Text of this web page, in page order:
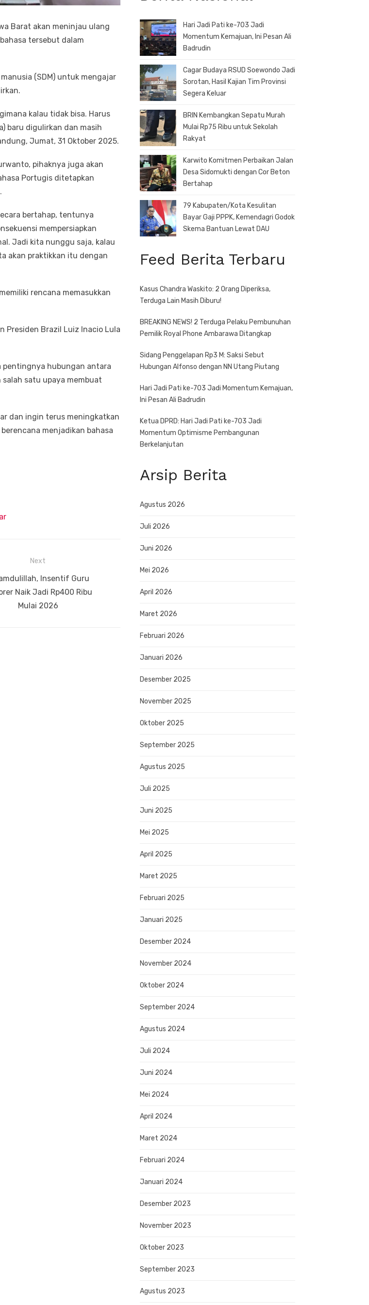
Barat akan meninjau ulang
tersebut dalam
(SDM) untuk mengajar
kalau tidak bisa. Harus
baru digulirkan dan masih
Jumat, 31 Oktober 2025.
pihaknya juga akan
Portugis ditetapkan
bertahap, tentunya
mempersiapkan
Jadi kita nunggu saja, kalau
akan praktikkan itu dengan
rencana memasukkan
Presiden Brazil Luiz Inacio Lula
pentingnya hubungan antara
satu upaya membuat
dan ingin terus meningkatkan
menjadikan bahasa
Next
Insentif Guru
Naik Jadi Rp400 Ribu
Mulai 2026
Hari Jadi Pati ke-703 Jadi
Momentum Kemajuan, Ini Pesan Ali
Badrudin
Cagar Budaya RSUD Soewondo Jadi
Sorotan, Hasil Kajian Tim Provinsi
Segera Keluar
BRIN Kembangkan Sepatu Murah
Mulai Rp75 Ribu untuk Sekolah
Rakyat
Karwito Komitmen Perbaikan Jalan
Desa Sidomukti dengan Cor Beton
Bertahap
79 Kabupaten/Kota Kesulitan
Bayar Gaji PPPK, Kemendagri Godok
Skema Bantuan Lewat DAU
Feed Berita Terbaru
Kasus Chandra Waskito: 2 Orang Diperiksa,
Terduga Lain Masih Diburu!
BREAKING NEWS! 2 Terduga Pelaku Pembunuhan
Pemilik Royal Phone Ambarawa Ditangkap
Sidang Penggelapan Rp3 M: Saksi Sebut
Hubungan Alfonso dengan NN Utang Piutang
Hari Jadi Pati ke-703 Jadi Momentum Kemajuan,
Ini Pesan Ali Badrudin
Ketua DPRD: Hari Jadi Pati ke-703 Jadi
Momentum Optimisme Pembangunan
Berkelanjutan
Arsip Berita
Agustus 2026
Juli 2026
Juni 2026
Mei 2026
April 2026
Maret 2026
Februari 2026
Januari 2026
Desember 2025
November 2025
Oktober 2025
September 2025
Agustus 2025
Juli 2025
Juni 2025
Mei 2025
April 2025
Maret 2025
Februari 2025
Januari 2025
Desember 2024
November 2024
Oktober 2024
September 2024
Agustus 2024
Juli 2024
Juni 2024
Mei 2024
April 2024
Maret 2024
Februari 2024
Januari 2024
Desember 2023
November 2023
Oktober 2023
September 2023
Agustus 2023